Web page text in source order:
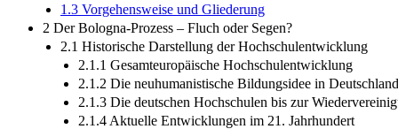
1.3 Vorgehensweise und Gliederung
2 Der Bologna-Prozess – Fluch oder Segen?
2.1 Historische Darstellung der Hochschulentwicklung
2.1.1 Gesamteuropäische Hochschulentwicklung
2.1.2 Die neuhumanistische Bildungsidee in Deutschland
2.1.3 Die deutschen Hochschulen bis zur
2.1.4 Aktuelle Entwicklungen im 21. Jahrhundert